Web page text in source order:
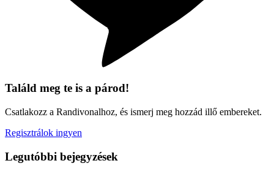
Találd meg te is a párod!
Csatlakozz a Randivonalhoz, és ismerj meg hozzád illő embereket.
Regisztrálok ingyen
Legutóbbi bejegyzések